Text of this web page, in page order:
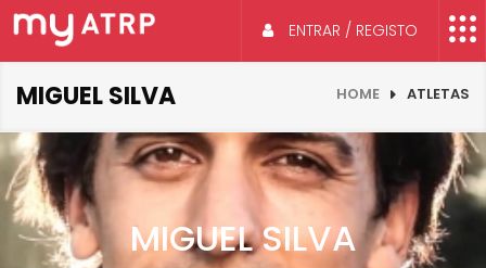
ENTRAR / REGISTO
MIGUEL SILVA HOME ATLETAS
MIGUEL SILVA